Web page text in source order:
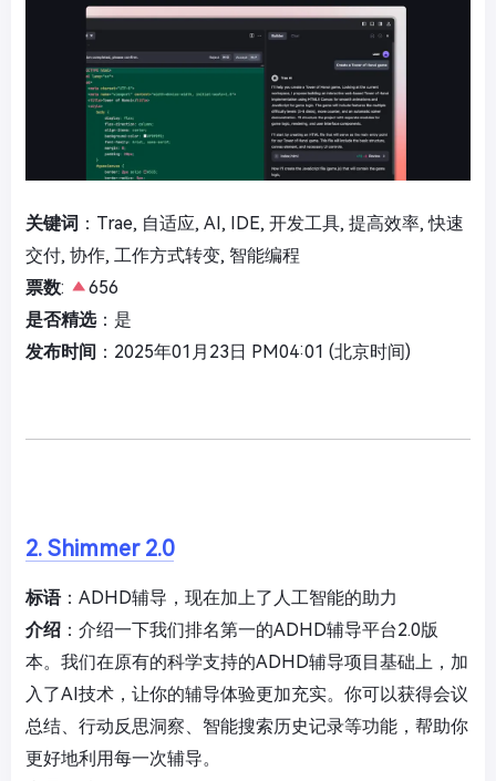
关键词 ：Trae, 自适应, AI, IDE, 开发工具, 提高效率, 快速
交付, 协作, 工作方式转变, 智能编程
票数:
656
是否精选：是
发布时间 ：2025年01月23日 PM04:01 (北京时间)
2. Shimmer 2.0
标语：ADHD辅导，现在加上了人工智能的助力
介绍 ：介绍一下我们排名第一的ADHD辅导平台2.0版
本。我们在原有的科学支持的ADHD辅导项目基础上，加
入了AI技术，让你的辅导体验更加充实。你可以获得会议
总结、行动反思洞察、智能搜索历史记录等功能，帮助你
更好地利用每一次辅导。